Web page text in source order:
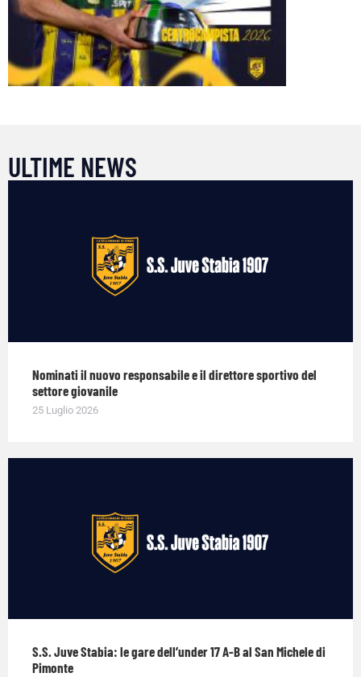
ULTIME NEWS
Nominati il nuovo responsabile e il direttore sportivo del
settore giovanile
25 Luglio 2026
S.S. Juve Stabia: le gare dell’under 17 A-B al San Michele di
Pimonte